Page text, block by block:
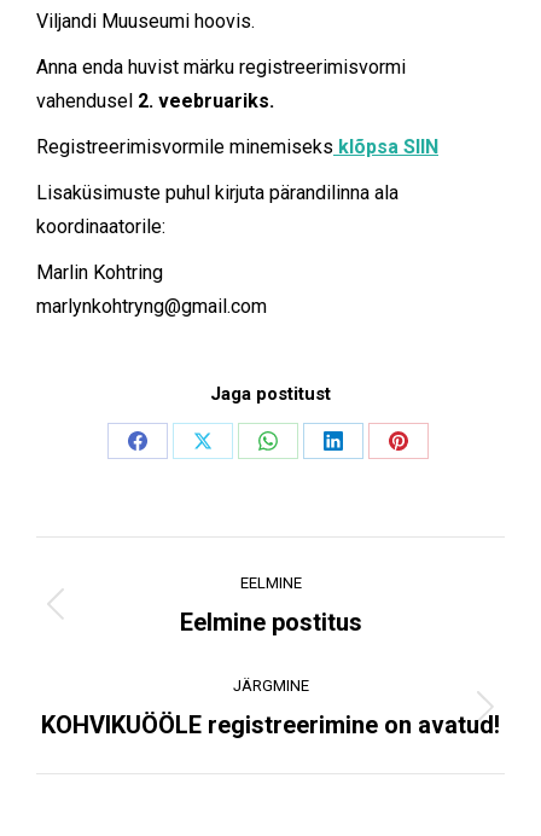
Viljandi Muuseumi hoovis.
Anna enda huvist märku registreerimisvormi
vahendusel 2. veebruariks.
Registreerimisvormile minemiseks klõpsa SIIN
Lisaküsimuste puhul kirjuta pärandilinna ala
koordinaatorile:
Marlin Kohtring
marlynkohtryng@gmail.com
Jaga postitust
Share
Share
Share
Share
Share
navigation
EELMINE
Previous
Eelmine postitus
JÄRGMINE
Next
KOHVIKUÖÖLE registreerimine on avatud!